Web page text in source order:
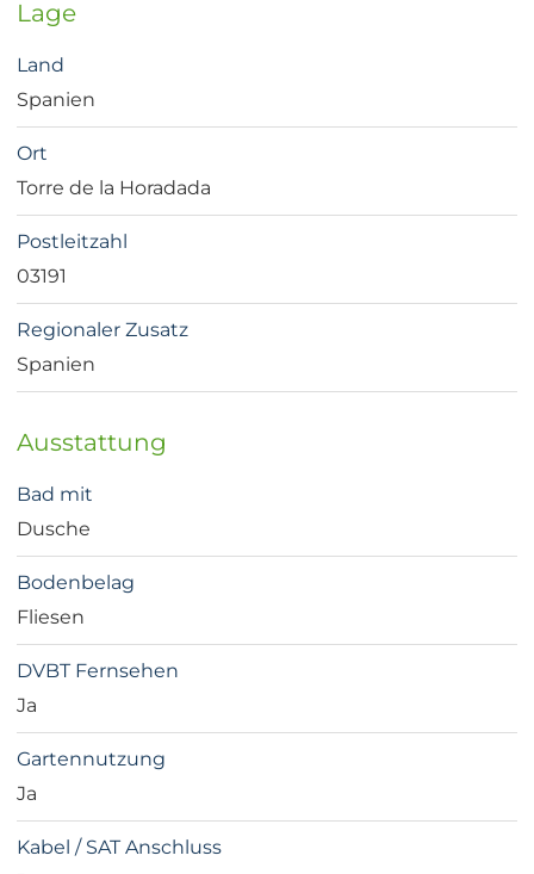
Lage
Land
Spanien
Ort
Torre de la Horadada
Postleitzahl
03191
Regionaler Zusatz
Spanien
Ausstattung
Bad mit
Dusche
Bodenbelag
Fliesen
DVBT Fernsehen
Ja
Gartennutzung
Ja
Kabel / SAT Anschluss